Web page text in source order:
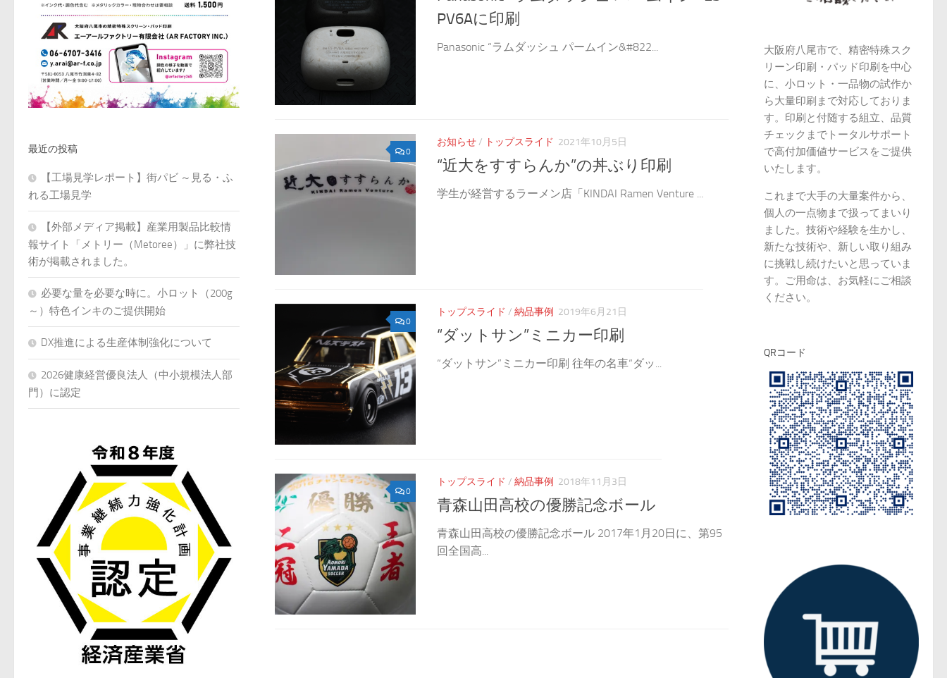
PV6Aに印刷
Panasonic “ラムダッシュ パームイン&#822...
0
お知らせ/ トップスライド 2021年10月5日
“近大をすすらんか”の丼ぶり印刷
学生が経営するラーメン店「KINDAI Ramen Venture ...
0
トップスライド / 納品事例 2019年6月21日
“ダットサン”ミニカー印刷
“ダットサン”ミニカー印刷 往年の名車“ダッ...
0
トップスライド / 納品事例 2018年11月3日
青森山田高校の優勝記念ボール
青森山田高校の優勝記念ボール 2017年1月20日に、第95
回全国高...
最近の投稿
【工場見学レポート】街パビ ～見る・ふ
れる工場見学
【外部メディア掲載】産業用製品比較情
報サイト「メトリー（Metoree）」に弊社技
術が掲載されました。
必要な量を必要な時に。小ロット（200g
～）特色インキのご提供開始
DX推進による生産体制強化について
2026健康経営優良法人（中小規模法人部
門）に認定
大阪府八尾市で、精密特殊スク
リーン印刷・パッド印刷を中心
に、小ロット・一品物の試作か
ら大量印刷まで対応しておりま
す。印刷と付随する組立、品質
チェックまでトータルサポート
で高付加価値サービスをご提供
いたします。
これまで大手の大量案件から、
個人の一点物まで扱ってまいり
ました。技術や経験を生かし、
新たな技術や、新しい取り組み
に挑戦し続けたいと思っていま
す。ご用命は、お気軽にご相談
ください。
QRコード